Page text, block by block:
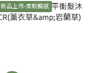
新品上市-柔軟觸感